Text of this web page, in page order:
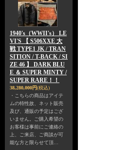
1940's（WWII's） LE
VI'S 【 S506XXE 大
戦 TYPE1 JK / TRAN
SITION / T-BACK / SI
ZE 46 】 DARK BLU
E ＆ SUPER MINTY /
SUPER RARE！！
38,280,000円(税込)
・こちらの商品はアイテ
ムの特性故、ネット販売
及び、通販の予定はござ
いません。ご購入希望の
お客様は事前にご連絡の
上、ご来店、ご商談が可
能な方と限らせて頂…